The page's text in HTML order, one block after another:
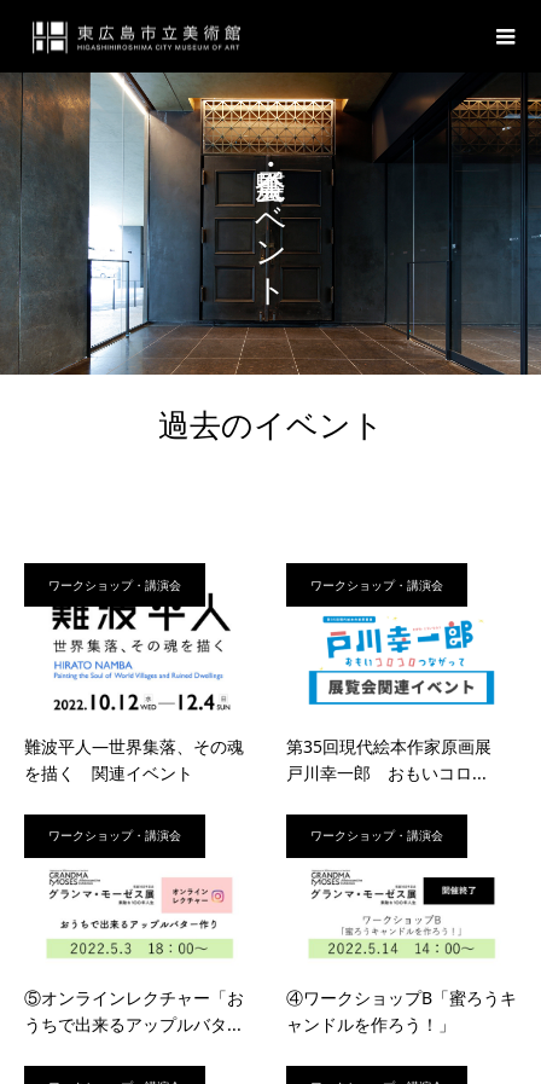
展覧会・イベント
過去のイベント
ワークショップ・講演会
難波平人―世界集落、その魂
を描く 関連イベント
ワークショップ・講演会
第35回現代絵本作家原画展
戸川幸一郎 おもいコロ...
ワークショップ・講演会
⑤オンラインレクチャー「お
うちで出来るアップルバタ...
ワークショップ・講演会
④ワークショップB「蜜ろうキ
ャンドルを作ろう！」